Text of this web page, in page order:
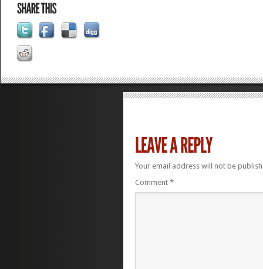
Your email address will not be
Comment *